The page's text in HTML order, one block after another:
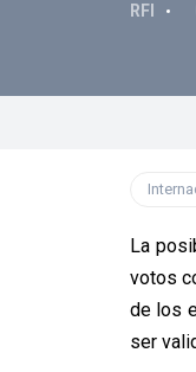
RFI
La
votos
de los
ser